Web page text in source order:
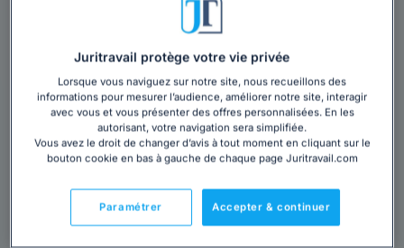
Obtenez 3 devis d'avocats près de chez vous
sous 48 heures.
Trouver un avocat
Juritravail protège votre vie privée
Lorsque vous naviguez sur notre site, nous recueillons des
informations pour mesurer l’audience, améliorer notre site, interagir
avec vous et vous présenter des offres personnalisées. En les
autorisant, votre navigation sera simplifiée.
Vous avez le droit de changer d’avis à tout moment en cliquant sur le
bouton cookie en bas à gauche de chaque page Juritravail.com
Accepter & continuer
Paramétrer